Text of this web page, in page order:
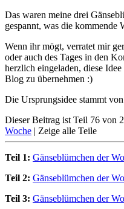
Das waren meine drei
gespannt, was die kommende
Wenn ihr mögt, verratet mir
oder auch des Tages in den
herzlich eingeladen, diese
Blog zu übernehmen :)
Die Ursprungsidee stammt
Dieser Beitrag ist Teil 76 von
Woche | Zeige alle Teile
Teil 1: Gänseblümchen der
Teil 2: Gänseblümchen der
Teil 3: Gänseblümchen der